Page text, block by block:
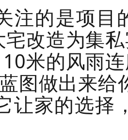
注的是项目
改造为集
米的风雨
图做出来
让家的选择